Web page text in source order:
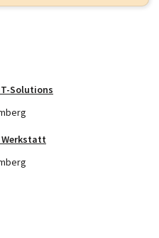
Solutions
Werkstatt